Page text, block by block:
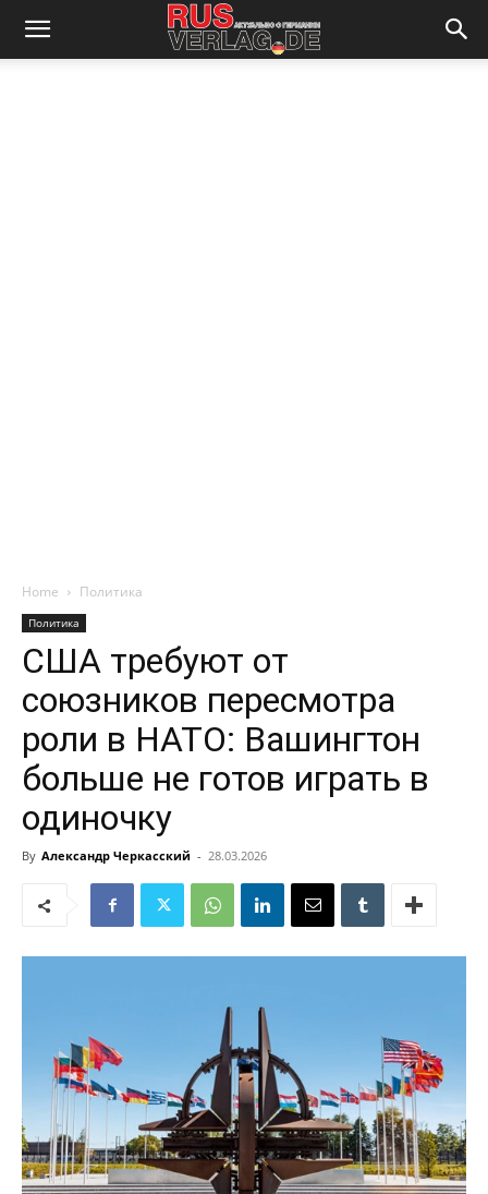
Home Политика
Политика
США требуют от
союзников пересмотра
роли в НАТО: Вашингтон
больше не готов играть в
одиночку
By Александр Черкасский - 28.03.2026